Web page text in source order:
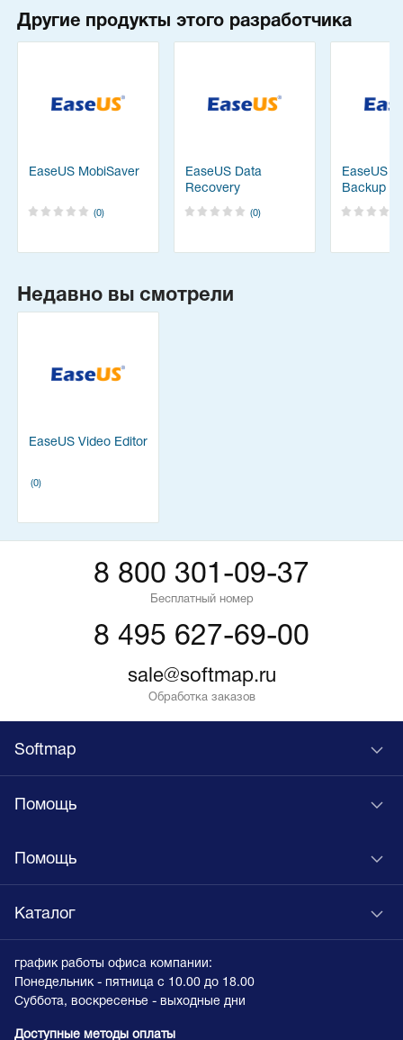
Другие продукты этого разработчика
EaseUS MobiSaver
(0)
EaseUS Data
Recovery
(0)
EaseUS
Backup
Недавно вы смотрели
EaseUS Video Editor
(0)
8 800 301-09-37
Бесплатный номер
8 495 627-69-00
sale@softmap.ru
Обработка заказов
Softmap
Помощь
Помощь
Каталог
график работы офиса компании:
Понедельник - пятница с 10.00 до 18.00
Суббота, воскресенье - выходные дни
Доступные методы оплаты